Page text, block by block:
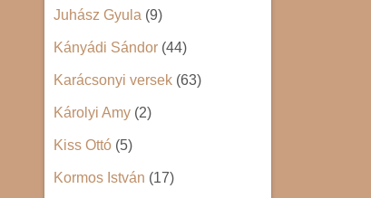
Juhász Gyula (9)
Kányádi Sándor (44)
Karácsonyi versek (63)
Károlyi Amy (2)
Kiss Ottó (5)
Kormos István (17)